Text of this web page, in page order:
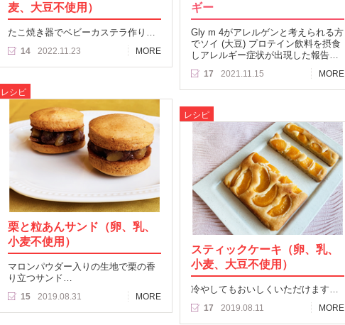
麦、大豆不使用）
たこ焼き器でベビーカステラ作り…
14 2022.11.23 MORE
ギー
Gly m 4がアレルゲンと考えられる方
でソイ (大豆) プロテイン飲料を摂食
しアレルギー症状が出現した報告…
17 2021.11.15 MORE
レシピ
栗と粒あんサンド（卵、乳、
小麦不使用）
マロンパウダー入りの生地で栗の香
り立つサンド…
15 2019.08.31 MORE
レシピ
スティックケーキ（卵、乳、
小麦、大豆不使用）
冷やしてもおいしくいただけます…
17 2019.08.11 MORE